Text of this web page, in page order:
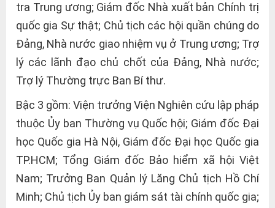
tra Trung ương; Giám đốc Nhà xuất bản Chính trị
quốc gia Sự thật; Chủ tịch các hội quần chúng do
Đảng, Nhà nước giao nhiệm vụ ở Trung ương; Trợ
lý các lãnh đạo chủ chốt của Đảng, Nhà nước;
Trợ lý Thường trực Ban Bí thư.
Bậc 3 gồm: Viện trưởng Viện Nghiên cứu lập pháp
thuộc Ủy ban Thường vụ Quốc hội; Giám đốc Đại
học Quốc gia Hà Nội, Giám đốc Đại học Quốc gia
TP.HCM; Tổng Giám đốc Bảo hiểm xã hội Việt
Nam; Trưởng Ban Quản lý Lăng Chủ tịch Hồ Chí
Minh; Chủ tịch Ủy ban giám sát tài chính quốc gia;